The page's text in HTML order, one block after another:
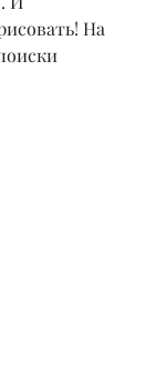
На